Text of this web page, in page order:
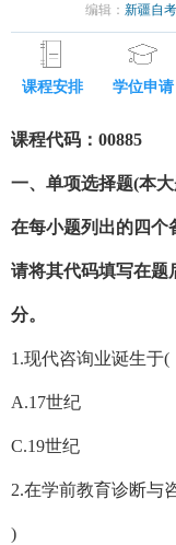
编辑： 新疆自
课程安排 学位申请
课程代码：00885
一、单项选择题(本
在每小题列出的四个
请将其代码填写在题
分。
1.现代咨询业诞生
A.17世纪
C.19世纪
2.在学前教育诊断
)